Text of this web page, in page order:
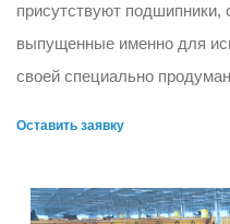
присутствуют подшипники,
выпущенные именно для
своей специально
Оставить заявку